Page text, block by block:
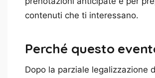
contenuti che ti interessano.
Perché questo
Dopo la parziale legalizzazione